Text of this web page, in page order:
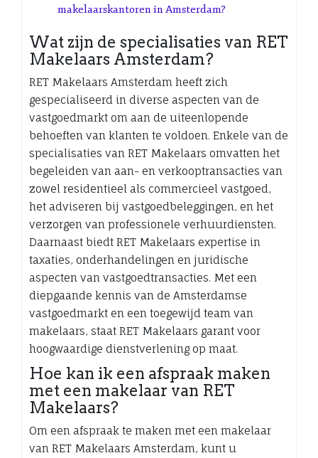
makelaarskantoren in Amsterdam?
Wat zijn de specialisaties van RET
Makelaars Amsterdam?
RET Makelaars Amsterdam heeft zich
gespecialiseerd in diverse aspecten van de
vastgoedmarkt om aan de uiteenlopende
behoeften van klanten te voldoen. Enkele van de
specialisaties van RET Makelaars omvatten het
begeleiden van aan- en verkooptransacties van
zowel residentieel als commercieel vastgoed,
het adviseren bij vastgoedbeleggingen, en het
verzorgen van professionele verhuurdiensten.
Daarnaast biedt RET Makelaars expertise in
taxaties, onderhandelingen en juridische
aspecten van vastgoedtransacties. Met een
diepgaande kennis van de Amsterdamse
vastgoedmarkt en een toegewijd team van
makelaars, staat RET Makelaars garant voor
hoogwaardige dienstverlening op maat.
Hoe kan ik een afspraak maken
met een makelaar van RET
Makelaars?
Om een afspraak te maken met een makelaar
van RET Makelaars Amsterdam, kunt u